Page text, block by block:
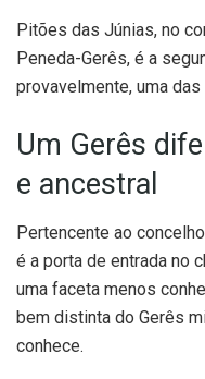
Pitões das Júnias, no
Peneda-Gerês, é a
provavelmente, uma
Um Gerês
e ancestral
Pertencente ao
é a porta de entrada no
uma faceta menos
bem distinta do Gerês
conhece.